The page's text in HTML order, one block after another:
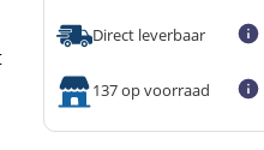
Direct leverbaar
137 op voorraad